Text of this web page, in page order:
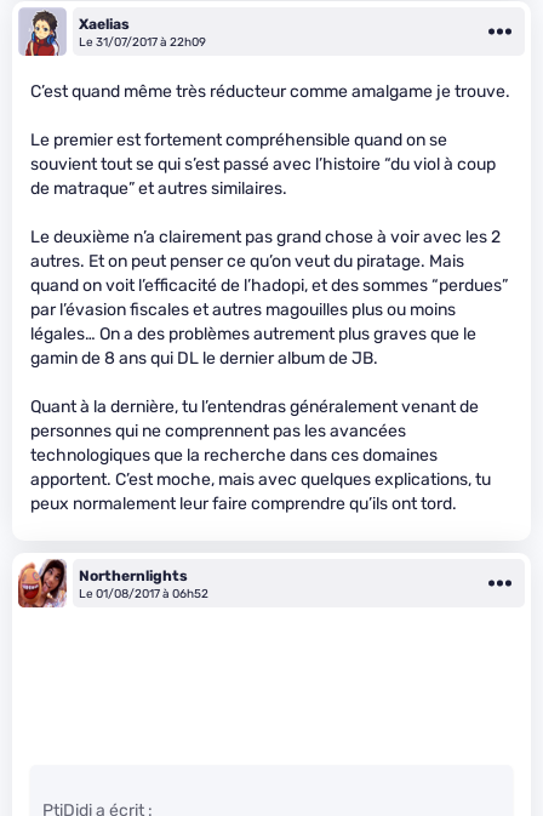
Xaelias
Le 31/07/2017 à 22h09
C’est quand même très réducteur comme amalgame je trouve.
Le premier est fortement compréhensible quand on se
souvient tout se qui s’est passé avec l’histoire “du viol à coup
de matraque” et autres similaires.
Le deuxième n’a clairement pas grand chose à voir avec les 2
autres. Et on peut penser ce qu’on veut du piratage. Mais
quand on voit l’efficacité de l’hadopi, et des sommes “perdues”
par l’évasion fiscales et autres magouilles plus ou moins
légales… On a des problèmes autrement plus graves que le
gamin de 8 ans qui DL le dernier album de JB.
Quant à la dernière, tu l’entendras généralement venant de
personnes qui ne comprennent pas les avancées
technologiques que la recherche dans ces domaines
apportent. C’est moche, mais avec quelques explications, tu
peux normalement leur faire comprendre qu’ils ont tord.
Northernlights
Le 01/08/2017 à 06h52
PtiDidi a écrit :